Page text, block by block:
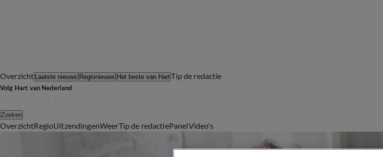
Overzicht Laatste nieuws Regionieuws Het beste van HartTip de redactie
Volg Hart van Nederland
Zoeken
OverzichtRegioUitzendingenWeerTip de redactiePanelVideo's